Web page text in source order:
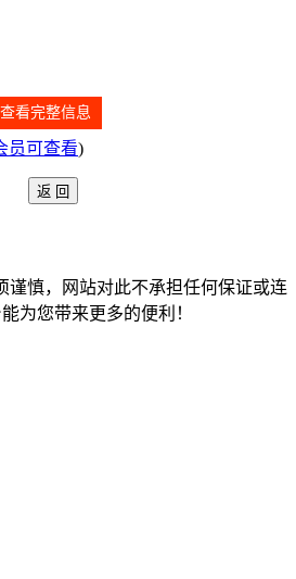
看完整信息
员可查看)
谨慎，网站对此不承担任何保证或连
为您带来更多的便利！